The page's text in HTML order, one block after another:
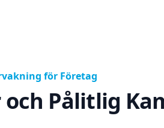
för Företag
och Pålitlig